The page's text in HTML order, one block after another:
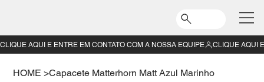
HOME >Capacete Matterhorn Matt Azul Marinho
CLIQUE AQUI E ENTRE EM CONTATO COM A NOSSA EQUIPE